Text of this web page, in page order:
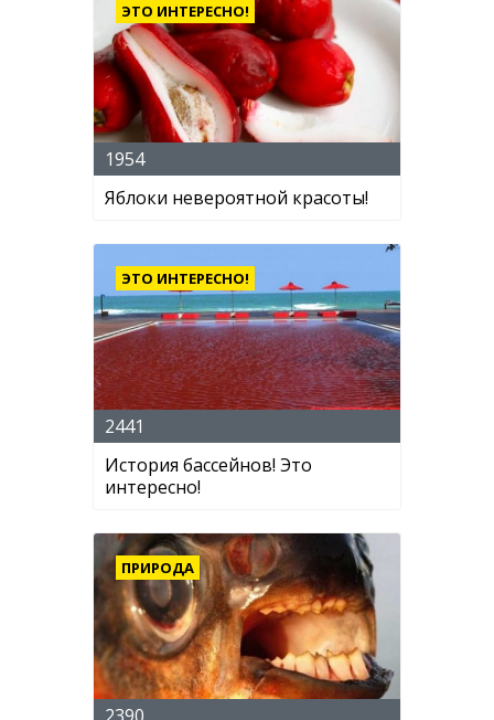
ЭТО ИНТЕРЕСНО!
1954
Яблоки невероятной красоты!
ЭТО ИНТЕРЕСНО!
2441
История бассейнов! Это
интересно!
ПРИРОДА